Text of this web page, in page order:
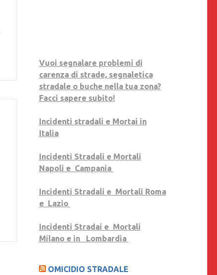
Vuoi segnalare problemi di
carenza di strade, segnaletica
stradale o buche nella tua zona?
Facci sapere subito!
Incidenti stradali e Mortai in
Italia
Incidenti Stradali e Mortali
Napoli e Campania
Incidenti Stradali e Mortali Roma
e Lazio
Incidenti Stradai e Mortali
Milano e in Lombardia
OMICIDIO STRADALE